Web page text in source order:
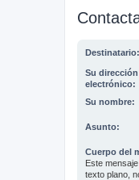
Destinatario:
Su
electrónico:
Su nombre:
Asunto:
Cuerpo del
Este
texto plano,